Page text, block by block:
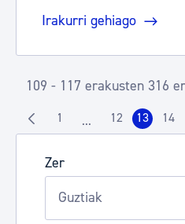
Zer
Irakurri gehiago
109 - 117 erakusten 316
Orrialdea
1 ...Intermediate
Orrialdea
12 Orrialdea
13 14